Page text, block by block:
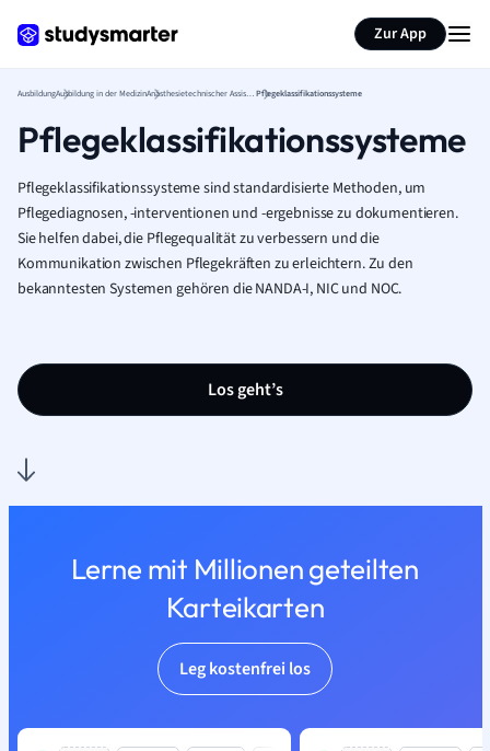
Zur App
AusbildungAusbildung in der Medizin Anästhesietechnischer Assistent AusbildungPflegeklassifikationssysteme
Pflegeklassifikationssysteme
Pflegeklassifikationssysteme sind standardisierte Methoden, um
Pflegediagnosen, -interventionen und -ergebnisse zu dokumentieren.
Sie helfen dabei, die Pflegequalität zu verbessern und die
Kommunikation zwischen Pflegekräften zu erleichtern. Zu den
bekanntesten Systemen gehören die NANDA-I, NIC und NOC.
Los geht’s
Lerne mit Millionen geteilten
Karteikarten
Leg kostenfrei los